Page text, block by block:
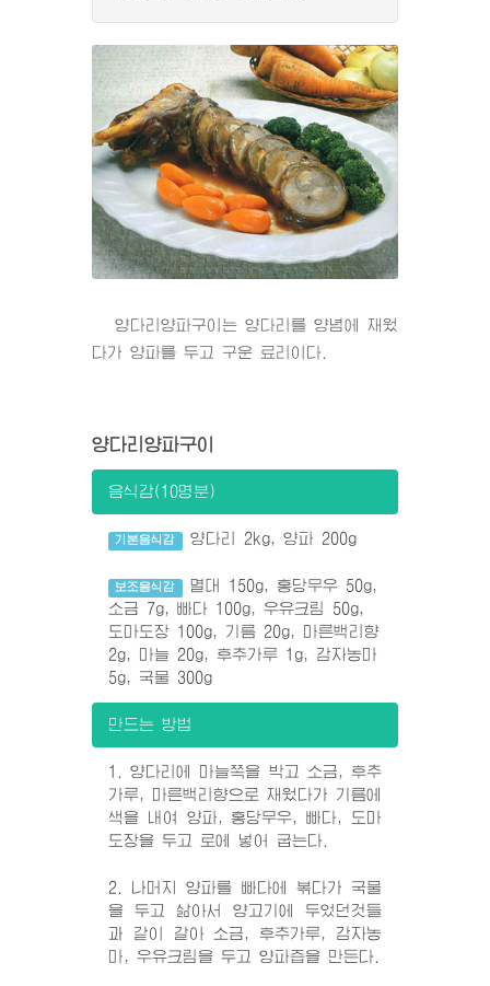
양다리양파구이는 양다리를 양념에 재웠
다가 양파를 두고 구운 료리이다.
양다리양파구이
음식감(10명분)
기본음식감 양다리 2kg, 양파 200g
보조음식감
멸대 150g, 홍당무우 50g,
소금 7g, 빠다 100g, 우유크림 50g,
도마도장 100g, 기름 20g, 마른백리향
2g, 마늘 20g, 후추가루 1g, 감자농마
5g, 국물 300g
만드는 방법
1. 양다리에 마늘쪽을 박고 소금, 후추
가루, 마른백리향으로 재웠다가 기름에
색을 내여 양파, 홍당무우, 빠다, 도마
도장을 두고 로에 넣어 굽는다.
2. 나머지 양파를 빠다에 볶다가 국물
을 두고 삶아서 양고기에 두었던것들
과 같이 갈아 소금, 후추가루, 감자농
마, 우유크림을 두고 양파즙을 만든다.